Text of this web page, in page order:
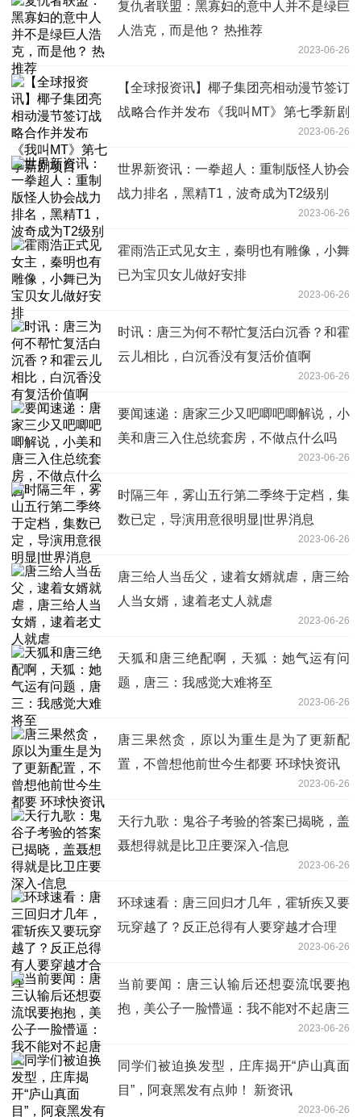
复仇者联盟：黑寡妇的意中人并不是绿巨
人浩克，而是他？ 热推荐
2023-06-26
【全球报资讯】椰子集团亮相动漫节签订
战略合作并发布《我叫MT》第七季新剧
2023-06-26
世界新资讯：一拳超人：重制版怪人协会
战力排名，黑精T1，波奇成为T2级别
2023-06-26
霍雨浩正式见女主，秦明也有雕像，小舞
已为宝贝女儿做好安排
2023-06-26
时讯：唐三为何不帮忙复活白沉香？和霍
云儿相比，白沉香没有复活价值啊
2023-06-26
要闻速递：唐家三少又吧唧吧唧解说，小
美和唐三入住总统套房，不做点什么吗
2023-06-26
时隔三年，雾山五行第二季终于定档，集
数已定，导演用意很明显|世界消息
2023-06-26
唐三给人当岳父，逮着女婿就虐，唐三给
人当女婿，逮着老丈人就虐
2023-06-26
天狐和唐三绝配啊，天狐：她气运有问
题，唐三：我感觉大难将至
2023-06-26
唐三果然贪，原以为重生是为了更新配
置，不曾想他前世今生都要 环球快资讯
2023-06-26
天行九歌：鬼谷子考验的答案已揭晓，盖
聂想得就是比卫庄要深入-信息
2023-06-26
环球速看：唐三回归才几年，霍斩疾又要
玩穿越了？反正总得有人要穿越才合理
2023-06-26
当前要闻：唐三认输后还想耍流氓要抱
抱，美公子一脸懵逼：我不能对不起唐三
2023-06-26
同学们被迫换发型，庄库揭开“庐山真面
目”，阿衰黑发有点帅！ 新资讯
2023-06-26